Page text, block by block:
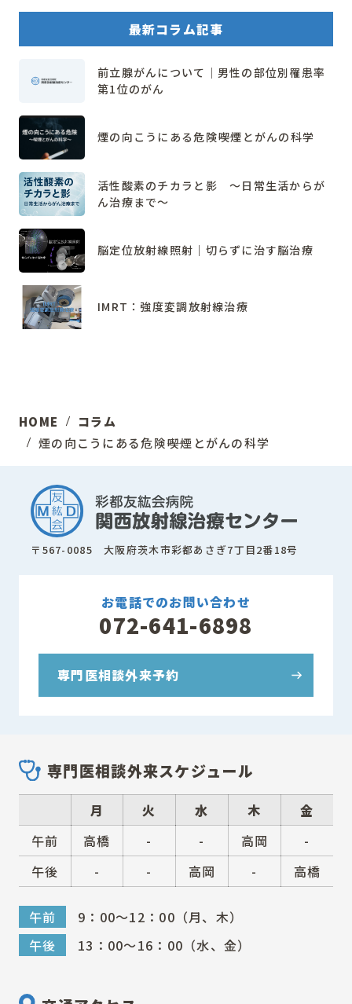
最新コラム記事
前立腺がんについて｜男性の部位別罹患率
第1位のがん
煙の向こうにある危険――喫煙とがんの科学
活性酸素のチカラと影 ～日常生活からが
ん治療まで～
脳定位放射線照射｜切らずに治す脳治療
IMRT：強度変調放射線治療
HOME
コラム
煙の向こうにある危険――喫煙とがんの科学
〒567-0085 大阪府茨木市彩都あさぎ7丁目2番18号
お電話でのお問い合わせ
072-641-6898
専門医相談外来予約
専門医相談外来スケジュール
月 火 水 木
金
午前
高橋 - - 高岡
-
午後
- - 高岡 - 高橋
午前
9：00～12：00（月、木）
午後
13：00～16：00（水、金）